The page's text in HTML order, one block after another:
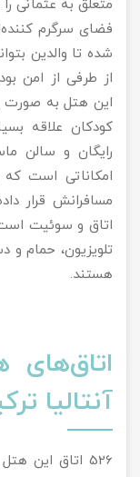
متعلق به عثمانی
فضای سرگرم
شده تا والدین
از طرفی از امن
این هتل به صورت
کودکان علاقه
رایگان و سالن
امکاناتی است که
اتاق و سوئیت
تلویزیون، حمام
هستند.
اتاق‌های
آنتالیا
526 اتاق این